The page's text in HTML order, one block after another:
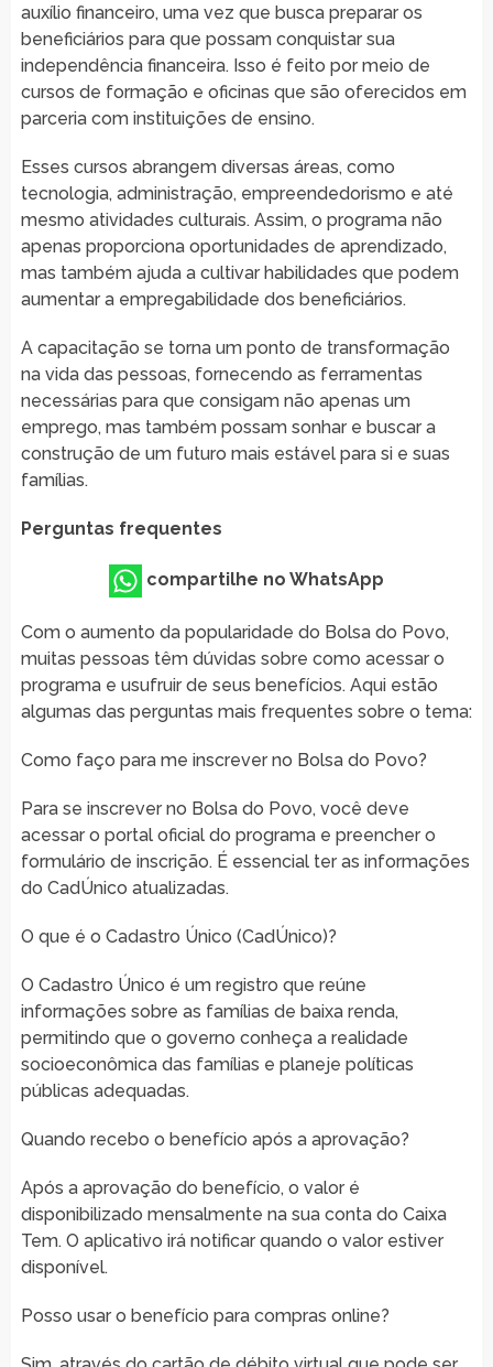
auxílio financeiro, uma vez que busca preparar os
beneficiários para que possam conquistar sua
independência financeira. Isso é feito por meio de
cursos de formação e oficinas que são oferecidos em
parceria com instituições de ensino.
Esses cursos abrangem diversas áreas, como
tecnologia, administração, empreendedorismo e até
mesmo atividades culturais. Assim, o programa não
apenas proporciona oportunidades de aprendizado,
mas também ajuda a cultivar habilidades que podem
aumentar a empregabilidade dos beneficiários.
A capacitação se torna um ponto de transformação
na vida das pessoas, fornecendo as ferramentas
necessárias para que consigam não apenas um
emprego, mas também possam sonhar e buscar a
construção de um futuro mais estável para si e suas
famílias.
Perguntas frequentes
compartilhe no WhatsApp
Com o aumento da popularidade do Bolsa do Povo,
muitas pessoas têm dúvidas sobre como acessar o
programa e usufruir de seus benefícios. Aqui estão
algumas das perguntas mais frequentes sobre o tema:
Como faço para me inscrever no Bolsa do Povo?
Para se inscrever no Bolsa do Povo, você deve
acessar o portal oficial do programa e preencher o
formulário de inscrição. É essencial ter as informações
do CadÚnico atualizadas.
O que é o Cadastro Único (CadÚnico)?
O Cadastro Único é um registro que reúne
informações sobre as famílias de baixa renda,
permitindo que o governo conheça a realidade
socioeconômica das famílias e planeje políticas
públicas adequadas.
Quando recebo o benefício após a aprovação?
Após a aprovação do benefício, o valor é
disponibilizado mensalmente na sua conta do Caixa
Tem. O aplicativo irá notificar quando o valor estiver
disponível.
Posso usar o benefício para compras online?